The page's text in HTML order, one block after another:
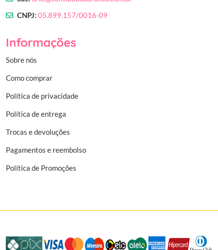
CNPJ: 05.899.157/0016-09
Informações
Sobre nós
Como comprar
Política de privacidade
Política de entrega
Trocas e devoluções
Pagamentos e reembolso
Política de Promoções